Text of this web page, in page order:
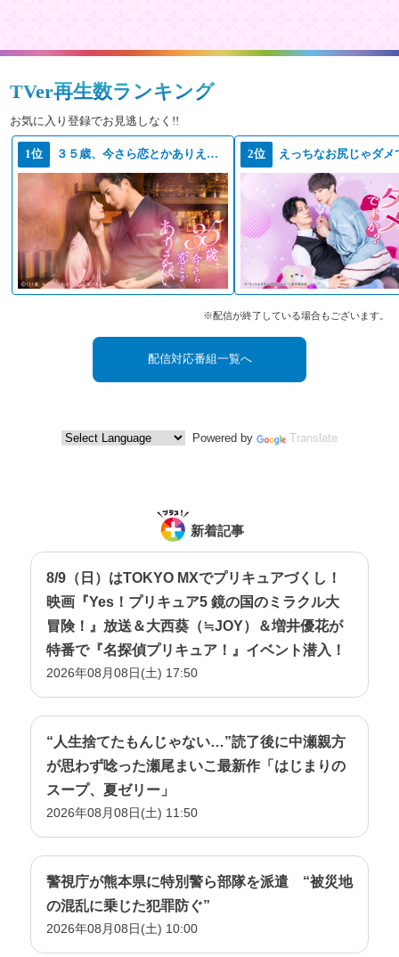
TVer再生数ランキング
お気に入り登録でお見逃しなく!!
1位 ３５歳、今さら恋とかありえない 2位 えっちなお尻じゃダメ
※配信が終了している場合もございます。
配信対応番組一覧へ
Powered by Translate
新着記事
8/9（日）はTOKYO MXでプリキュアづくし！
映画『Yes！プリキュア5 鏡の国のミラクル大
冒険！』放送＆大西葵（≒JOY）＆増井優花が
特番で『名探偵プリキュア！』イベント潜入！
2026年08月08日(土) 17:50
“人生捨てたもんじゃない…”読了後に中瀬親方
が思わず唸った瀬尾まいこ最新作「はじまりの
スープ、夏ゼリー」
2026年08月08日(土) 11:50
警視庁が熊本県に特別警ら部隊を派遣 “被災地
の混乱に乗じた犯罪防ぐ”
2026年08月08日(土) 10:00